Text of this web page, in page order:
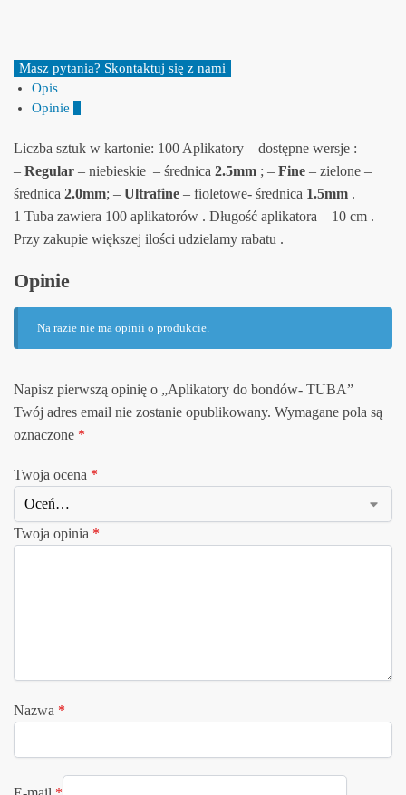
Masz pytania? Skontaktuj się z nami
Opis
Opinie
Liczba sztuk w kartonie: 100Aplikatory – dostępne wersje :
– Regular – niebieskie – średnica 2.5mm ; – Fine – zielone –
średnica 2.0mm; – Ultrafine – fioletowe- średnica 1.5mm .
1 Tuba zawiera 100 aplikatorów . Długość aplikatora – 10 cm .
Przy zakupie większej ilości udzielamy rabatu .
Opinie
Na razie nie ma opinii o produkcie.
Napisz pierwszą opinię o „Aplikatory do bondów- TUBA”
Twój adres email nie zostanie opublikowany. Wymagane pola są
oznaczone *
Twoja ocena *
Twoja opinia *
Nazwa *